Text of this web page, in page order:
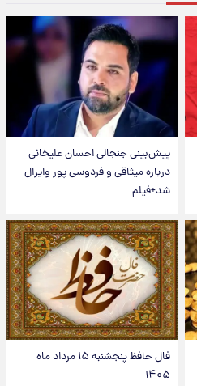
پیش‌بینی جنجالی احسان علیخانی
درباره میثاقی و فردوسی پور وایرال
شد+فیلم
فال حافظ پنجشنبه ۱۵ مرداد ماه
۱۴۰۵